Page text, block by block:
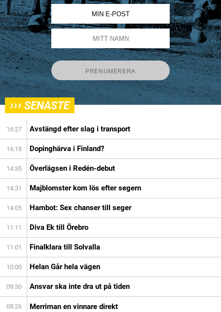
››› SENASTE
16:27 Avstängd efter slag i transport
16:18 Dopinghärva i Finland?
14:35 Överlägsen i Redén-debut
14:31 Majblomster kom lös efter segern
14:05 Hambot: Sex chanser till seger
11:11 Diva Ek till Örebro
11:01 Finalklara till Solvalla
10:00 Helan Går hela vägen
09:30 Ansvar ska inte dra ut på tiden
08:26 Merriman en vinnare direkt